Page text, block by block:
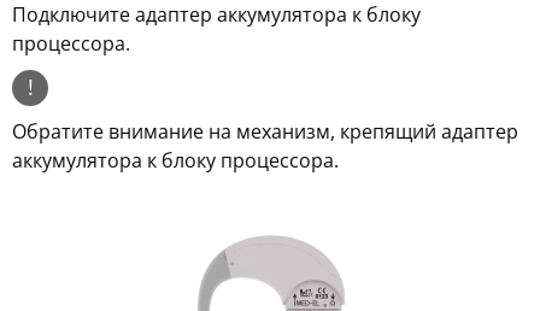
Подключите адаптер аккумулятора к блоку
процессора.
!
Обратите внимание на механизм, крепящий адаптер
аккумулятора к блоку процессора.